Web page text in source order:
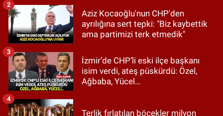
Aziz Kocaoğlu'nun CHP'den
ayrılığına sert tepki: "Biz kaybettik
ama partimizi terk etmedik"
2
İzmir’de CHP’li eski ilçe başkanı
isim verdi, ateş püskürdü: Özel,
Ağbaba, Yücel…
3
Terlik fırlatılan böcekler milyon
4